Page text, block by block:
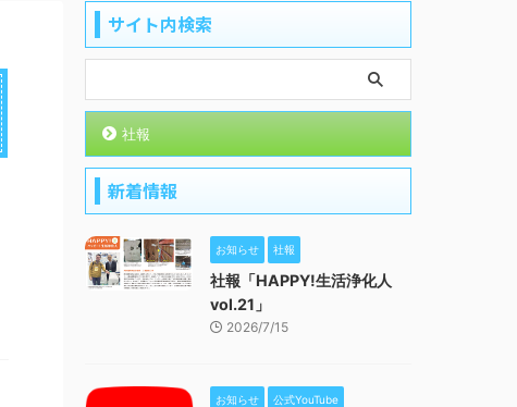
サイト内検索
社報
新着情報
お知らせ 社報
社報「HAPPY!生活浄化人
vol.21」
2026/7/15
お知らせ 公式YouTube